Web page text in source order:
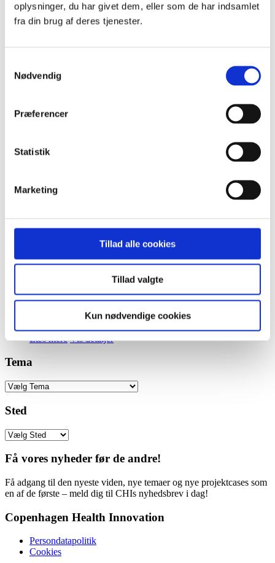
oplysninger, du har givet dem, eller som de har indsamlet
fra din brug af deres tjenester.
Nødvendig
Præferencer
Statistik
Marketing
Tillad alle cookies
Tillad valgte
Kun nødvendige cookies
Sortering Standard
Standard
Popularity (sales)
Product ID
Phenylalaninprøver i Center for PKU
Ved at implementere automatiseringsløsninger og forbedre
integrationen med SP kan vi reducere den manuelle
arbejdsbyrde, minimere fejl og forbedre effektiviteten i
håndteringen af phenylalaninprøver. Dette vil ikke kun lette
hurtigere og mere præcise resultater til vores patienter.
Læs mere Vis detaljer
Tema
Sted
Få vores nyheder før de andre!
Få adgang til den nyeste viden, nye temaer og nye projektcases som
en af de første – meld dig til CHIs nyhedsbrev i dag!
Copenhagen Health Innovation
Persondatapolitik
Cookies